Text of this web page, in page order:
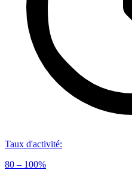
Taux d'activité:
80 – 100%